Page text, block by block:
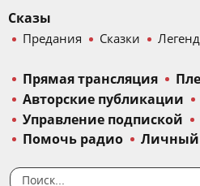
Сказы
Предания Сказки
Прямая трансляция
Авторские публикации
Управление подпиской
Помочь радио
Личный